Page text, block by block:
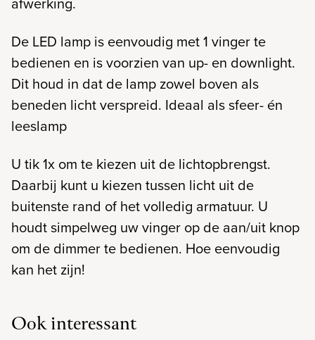
De LED lamp is eenvoudig met 1 vinger te
bedienen en is voorzien van up- en downlight.
Dit houd in dat de lamp zowel boven als
beneden licht verspreid. Ideaal als sfeer- én
leeslamp
U tik 1x om te kiezen uit de lichtopbrengst.
Daarbij kunt u kiezen tussen licht uit de
buitenste rand of het volledig armatuur. U
houdt simpelweg uw vinger op de aan/uit knop
om de dimmer te bedienen. Hoe eenvoudig
kan het zijn!
Ook interessant